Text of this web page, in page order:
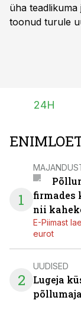
üha
toonud turule
24H
1
firmades
nii
E-Piimast
eurot
2
UUDISED
Lugeja